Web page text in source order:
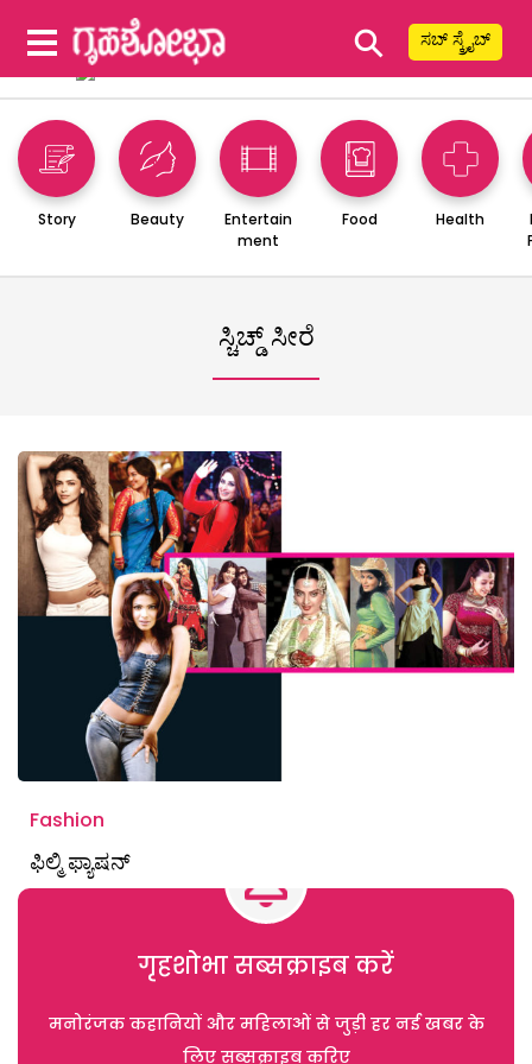
⚲ ಸಬ್ ಸ್ಕ್ರೈಬ್
Story Beauty
Entertain
ment
Food Health
ಸ್ಚಿಚ್ಡ್ ಸೀರೆ
Fashion
ಫಿಲ್ಮಿ ಫ್ಯಾಷನ್
गृहशोभा सब्सक्राइब करें
मनोरंजक कहानियों और महिलाओं से जुड़ी हर नई खबर के
लिए सब्सक्राइब करिए